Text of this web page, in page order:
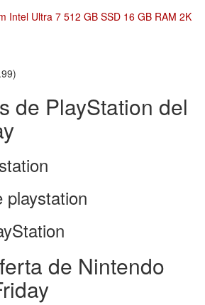
Intel Ultra 7 512 GB SSD 16 GB RAM 2K
de PlayStation del
playstation
de Nintendo